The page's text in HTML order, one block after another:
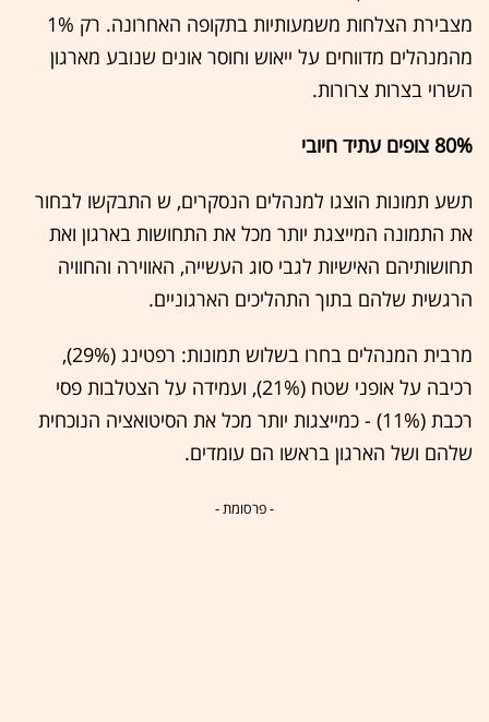
מצבירת הצלחות משמעותיות בתקופה האחרונה. רק 1%
מהמנהלים מדווחים על ייאוש וחוסר אונים שנובע מארגון
השרוי בצרות צרורות.
80% צופים עתיד חיובי
תשע תמונות הוצגו למנהלים הנסקרים, ש התבקשו לבחור
את התמונה המייצגת יותר מכל את התחושות בארגון ואת
תחושותיהם האישיות לגבי סוג העשייה, האווירה והחוויה
הרגשית שלהם בתוך התהליכים הארגוניים.
מרבית המנהלים בחרו בשלוש תמונות: רפטינג (29%),
רכיבה על אופני שטח (21%), ועמידה על הצטלבות פסי
רכבת (11%) - כמייצגות יותר מכל את הסיטואציה הנוכחית
שלהם ושל הארגון בראשו הם עומדים.
- פרסומת -